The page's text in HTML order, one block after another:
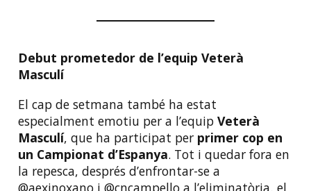
Debut prometedor de l’equip Veterà
Masculí
El cap de setmana també ha estat
especialment emotiu per a l’equipVeterà
Masculí, que ha participat per primer cop en
un Campionat d’Espanya. Tot i quedar fora en
la repesca, després d’enfrontar-se a
@aexinoxano i @cncampello a l’eliminatòria, el